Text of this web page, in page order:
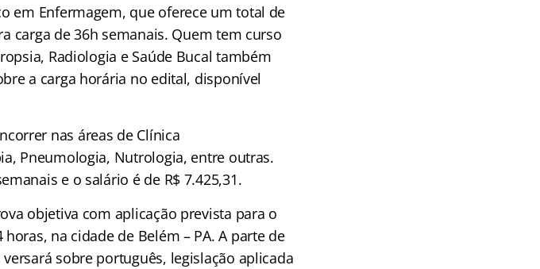
em Enfermagem, que oferece um total de
carga de 36h semanais. Quem tem curso
Radiologia e Saúde Bucal também
a carga horária no edital, disponível
nas áreas de Clínica
Pneumologia, Nutrologia, entre outras.
e o salário é de R$ 7.425,31.
objetiva com aplicação prevista para o
na cidade de Belém – PA. A parte de
sobre português, legislação aplicada